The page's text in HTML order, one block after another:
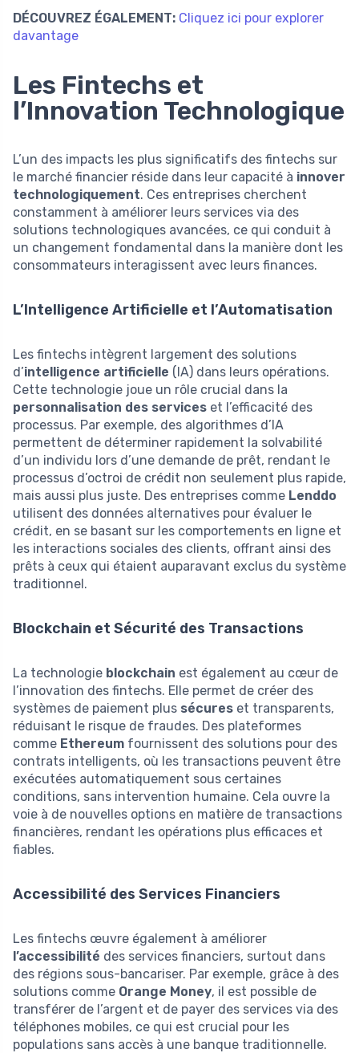
DÉCOUVREZ ÉGALEMENT: Cliquez ici pour explorer
davantage
Les Fintechs et
l’Innovation Technologique
L’un des impacts les plus significatifs des fintechs sur
le marché financier réside dans leur capacité à innover
technologiquement. Ces entreprises cherchent
constamment à améliorer leurs services via des
solutions technologiques avancées, ce qui conduit à
un changement fondamental dans la manière dont les
consommateurs interagissent avec leurs finances.
L’Intelligence Artificielle et l’Automatisation
Les fintechs intègrent largement des solutions
d’intelligence artificielle (IA) dans leurs opérations.
Cette technologie joue un rôle crucial dans la
personnalisation des services et l’efficacité des
processus. Par exemple, des algorithmes d’IA
permettent de déterminer rapidement la solvabilité
d’un individu lors d’une demande de prêt, rendant le
processus d’octroi de crédit non seulement plus rapide,
mais aussi plus juste. Des entreprises comme Lenddo
utilisent des données alternatives pour évaluer le
crédit, en se basant sur les comportements en ligne et
les interactions sociales des clients, offrant ainsi des
prêts à ceux qui étaient auparavant exclus du système
traditionnel.
Blockchain et Sécurité des Transactions
La technologie blockchain est également au cœur de
l’innovation des fintechs. Elle permet de créer des
systèmes de paiement plus sécures et transparents,
réduisant le risque de fraudes. Des plateformes
comme Ethereum fournissent des solutions pour des
contrats intelligents, où les transactions peuvent être
exécutées automatiquement sous certaines
conditions, sans intervention humaine. Cela ouvre la
voie à de nouvelles options en matière de transactions
financières, rendant les opérations plus efficaces et
fiables.
Accessibilité des Services Financiers
Les fintechs œuvre également à améliorer
l’accessibilité des services financiers, surtout dans
des régions sous-bancariser. Par exemple, grâce à des
solutions comme Orange Money, il est possible de
transférer de l’argent et de payer des services via des
téléphones mobiles, ce qui est crucial pour les
populations sans accès à une banque traditionnelle.